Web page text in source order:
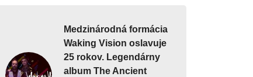
Medzinárodná formácia
Waking Vision oslavuje
25 rokov. Legendárny
album The Ancient